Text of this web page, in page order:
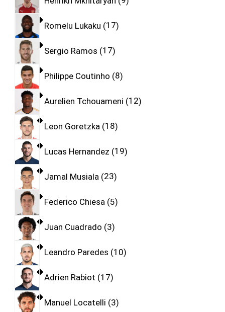
Romelu Lukaku 17
Sergio Ramos 17
Philippe Coutinho 8
Aurelien Tchouameni 12
Leon Goretzka 18
Lucas Hernandez 19
Jamal Musiala 23
Federico Chiesa 5
Juan Cuadrado 3
Leandro Paredes 10
Adrien Rabiot 17
Manuel Locatelli 3